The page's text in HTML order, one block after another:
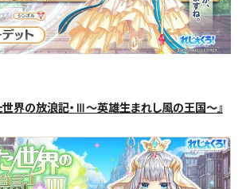
世界の放浪記・Ⅲ〜英雄生まれし風の王国〜』